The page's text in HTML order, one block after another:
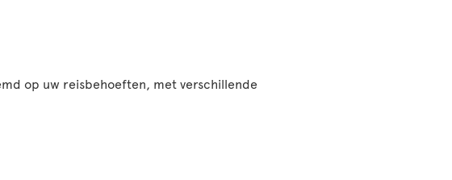
op uw reisbehoeften, met verschillende